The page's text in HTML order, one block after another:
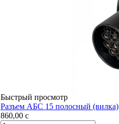
Быстрый просмотр
Разъем АБС 15 полосный (вилка)
860,00 c